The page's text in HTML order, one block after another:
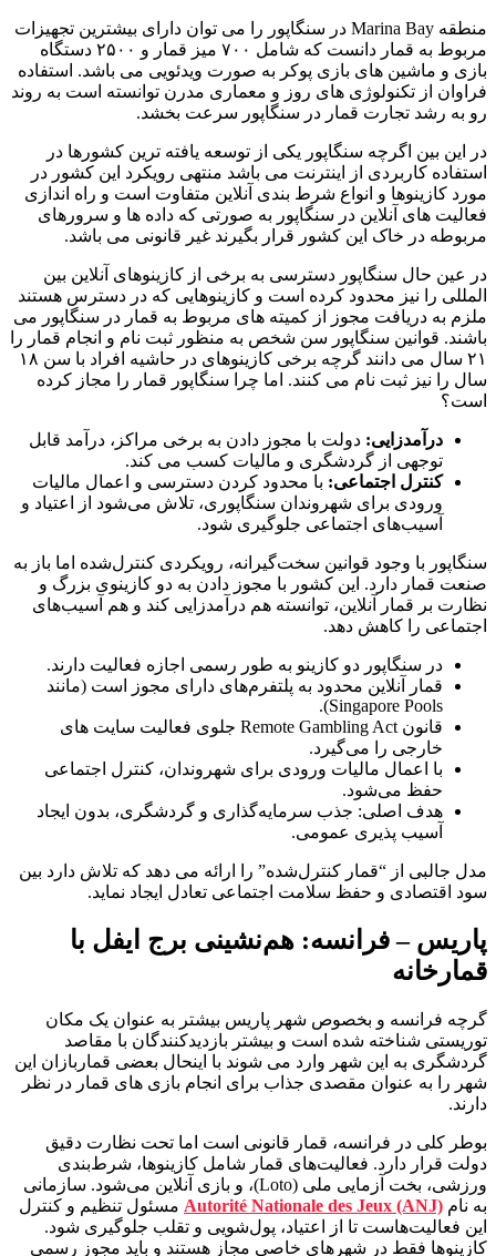
منطقه Marina Bay در سنگاپور را می توان دارای بیشترین تجهیزات
مربوط به قمار دانست که شامل ۷۰۰ میز قمار و ۲۵۰۰ دستگاه
بازی و ماشین های بازی پوکر به صورت ویدئویی می باشد. استفاده
فراوان از تکنولوژی های روز و معماری مدرن توانسته است به روند
رو به رشد تجارت قمار در سنگاپور سرعت بخشد.
در این بین اگرچه سنگاپور یکی از توسعه یافته ترین کشورها در
استفاده کاربردی از اینترنت می باشد منتهی رویکرد این کشور در
مورد کازینوها و انواع شرط بندی آنلاین متفاوت است و راه اندازی
فعالیت های آنلاین در سنگاپور به صورتی که داده ها و سرورهای
مربوطه در خاک این کشور قرار بگیرند غیر قانونی می باشد.
در عین حال سنگاپور دسترسی به برخی از کازینوهای آنلاین بین
المللی را نیز محدود کرده است و کازینوهایی که در دسترس هستند
ملزم به دریافت مجوز از کمیته های مربوط به قمار در سنگاپور می
باشند. قوانین سنگاپور سن شخص به منظور ثبت نام و انجام قمار را
۲۱ سال می دانند گرچه برخی کازینوهای در حاشیه افراد با سن ۱۸
سال را نیز ثبت نام می کنند. اما چرا سنگاپور قمار را مجاز کرده
است؟
درآمدزایی: دولت با مجوز دادن به برخی مراکز، درآمد قابل
توجهی از گردشگری و مالیات کسب می‌ کند.
کنترل اجتماعی: با محدود کردن دسترسی و اعمال مالیات
ورودی برای شهروندان سنگاپوری، تلاش می‌شود از اعتیاد و
آسیب‌های اجتماعی جلوگیری شود.
سنگاپور با وجود قوانین سخت‌گیرانه، رویکردی کنترل‌شده اما باز به
صنعت قمار دارد. این کشور با مجوز دادن به دو کازینوی بزرگ و
نظارت بر قمار آنلاین، توانسته هم درآمدزایی کند و هم آسیب‌های
اجتماعی را کاهش دهد.
در سنگاپور دو کازینو به طور رسمی اجازه فعالیت دارند.
قمار آنلاین محدود به پلتفرم‌های دارای مجوز است (مانند
Singapore Pools).
قانون Remote Gambling Act جلوی فعالیت سایت‌ های
خارجی را می‌گیرد.
با اعمال مالیات ورودی برای شهروندان، کنترل اجتماعی
حفظ می‌شود.
هدف اصلی: جذب سرمایه‌گذاری و گردشگری، بدون ایجاد
آسیب‌ پذیری عمومی.
مدل جالبی از “قمار کنترل‌شده” را ارائه می‌ دهد که تلاش دارد بین
سود اقتصادی و حفظ سلامت اجتماعی تعادل ایجاد نماید.
پاریس – فرانسه: هم‌نشینی برج ایفل با
قمارخانه
گرچه فرانسه و بخصوص شهر پاریس بیشتر به عنوان یک مکان
توریستی شناخته شده است و بیشتر بازدیدکنندگان با مقاصد
گردشگری به این شهر وارد می شوند با اینحال بعضی قماربازان این
شهر را به عنوان مقصدی جذاب برای انجام بازی های قمار در نظر
دارند.
بوطر کلی در فرانسه، قمار قانونی است اما تحت نظارت دقیق
دولت قرار دارد. فعالیت‌های قمار شامل کازینوها، شرط‌بندی
ورزشی، بخت‌ آزمایی ملی (Loto)، و بازی‌ آنلاین می‌شود. سازمانی
به نام Autorité Nationale des Jeux (ANJ) مسئول تنظیم و کنترل
این فعالیت‌هاست تا از اعتیاد، پول‌شویی و تقلب جلوگیری شود.
کازینوها فقط در شهرهای خاصی مجاز هستند و باید مجوز رسمی